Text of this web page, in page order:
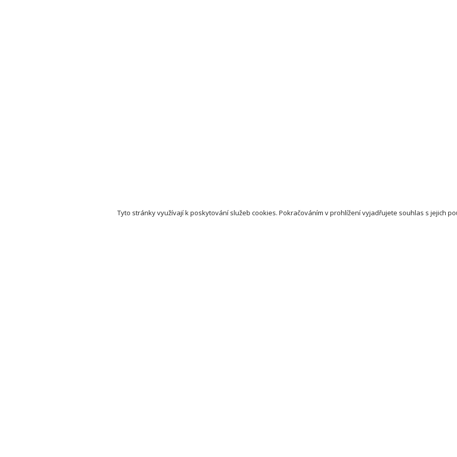
Tyto stránky využívají k poskytování služeb cookies. Pokračováním v prohlížení vyjadřujete souhlas s jejich